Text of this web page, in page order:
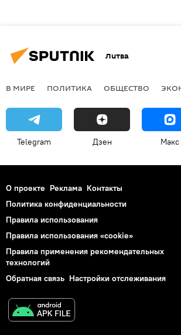
Литва
В МИРЕ ПОЛИТИКА ОБЩЕСТВО
Telegram Дзен Макс
О проекте Реклама Контакты
Политика конфиденциальности
Правила использования
Правила использования «cookie»
Правила применения рекомендательных
технологий
Обратная связь Настройки отслеживания